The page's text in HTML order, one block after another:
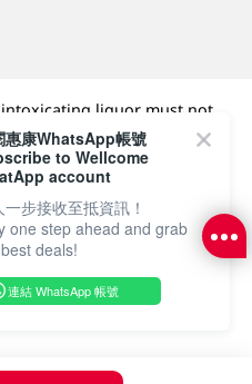
liquor must not
18) in the course of
向未成年人 (18 歲以下人士)
集團
The Dairy Farm Company
惠康WhatsApp帳號
to Wellcome
account
一步接收至抵資訊！
one step ahead and grab
deals!
連結 WhatsApp 帳號